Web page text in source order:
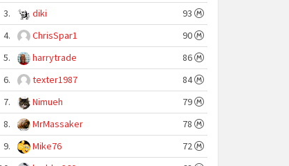
3.
diki
93
4.
ChrisSpar1
90
5.
harrytrade
86
6.
texter1987
84
7.
Nimueh
79
8.
MrMassaker
78
9.
Mike76
72